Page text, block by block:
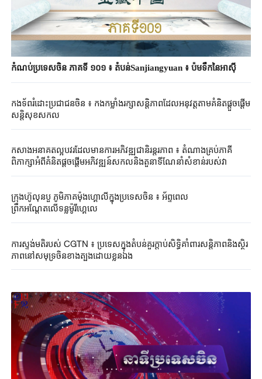
កំណប់ប្រទេសចិន ភាគទី ១០១ ៖ តំបន់Sanjiangyuan ៖ ប៉មទឹកនៃអាស៊ី
កងទ័ពរំដោះ​ប្រជាជនចិន​ ៖ កងកម្លាំង​រក្សា​សន្តិភាពដែលអនុវត្ត​​តាម​គំនិតផ្តួចផ្តើម
សន្តិសុខ​សកល​
កសាងអនាគតល្អបវរដែលមានការអភិវឌ្ឍជានិរន្តរភាព ៖ តំណាងគ្រប់ភាគី
ពិភាក្សាអំពីគំនិតផ្តួចផ្តើមអភិវឌ្ឍន៍សកលនិងតួនាទីណែនាំសំខាន់របស់វា
ក្រុងហ៊ូលុនបួ ភូមិភាគម៉ុងហ្គោលីក្នុងប្រទេសចិន ៖ អ័ព្ទពេល
ព្រឹកអណ្តែតលើទន្លម៉ូរីហ្គេលេ
ការស្ទង់មតិរបស់ CGTN ៖ ប្រទេសក្នុងតំបន់គួរក្តាប់​សិទ្ធិ​គាំពារសន្តិភាព​និងស្ថិរ
ភាពនៅសមុទ្រចិនខាងត្បូងដោយខ្លួនឯង